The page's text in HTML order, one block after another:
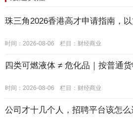
珠三角2026香港高才申请指南，
时间：2026-08-06 栏目： 财经商业
四类可燃液体 ≠ 危化品｜按普通
时间：2026-08-06 栏目： 财经商业
公司才十几个人，招聘平台该怎